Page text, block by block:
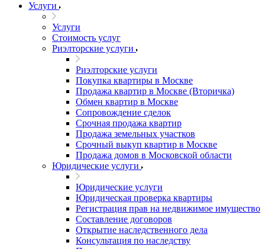
Услуги
Услуги
Стоимость услуг
Риэлторские услуги
Риэлторские услуги
Покупка квартиры в Москве
Продажа квартир в Москве (Вторичка)
Обмен квартир в Москве
Сопровождение сделок
Срочная продажа квартир
Продажа земельных участков
Срочный выкуп квартир в Москве
Продажа домов в Московской области
Юридические услуги
Юридические услуги
Юридическая проверка квартиры
Регистрация прав на недвижимое имущество
Составление договоров
Открытие наследственного дела
Консультация по наследству